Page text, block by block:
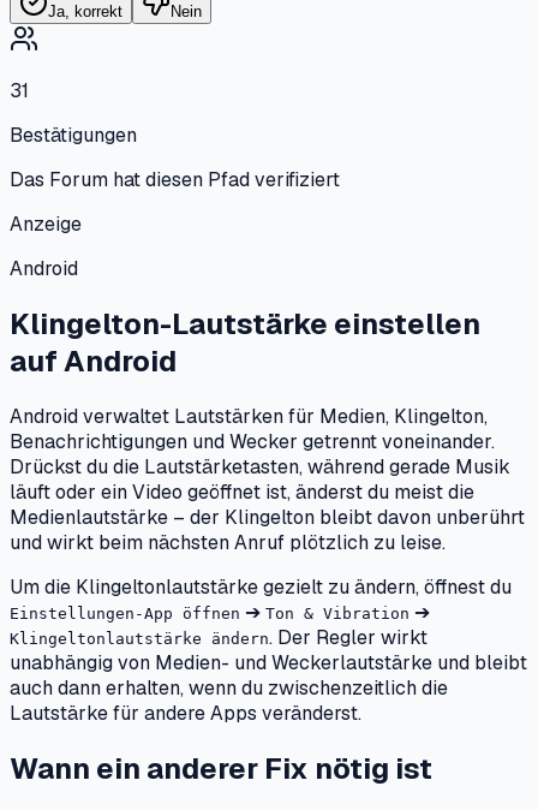
Ja, korrekt Nein
31
Bestätigungen
Das Forum hat diesen Pfad verifiziert
Anzeige
Android
Klingelton-Lautstärke einstellen
aufAndroid
Android verwaltet Lautstärken für Medien, Klingelton,
Benachrichtigungen und Wecker getrennt voneinander.
Drückst du die Lautstärketasten, während gerade Musik
läuft oder ein Video geöffnet ist, änderst du meist die
Medienlautstärke – der Klingelton bleibt davon unberührt
und wirkt beim nächsten Anruf plötzlich zu leise.
Um die Klingeltonlautstärke gezielt zu ändern, öffnest du
Einstellungen-App öffnen ➔ Ton & Vibration ➔
Klingeltonlautstärke ändern. Der Regler wirkt
unabhängig von Medien- und Weckerlautstärke und bleibt
auch dann erhalten, wenn du zwischenzeitlich die
Lautstärke für andere Apps veränderst.
Wann ein anderer Fix nötig ist